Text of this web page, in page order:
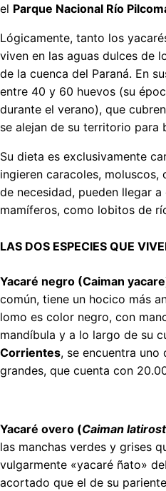
el Parque Nacional Río
Lógicamente, tanto los
viven en las aguas dulces de
de la cuenca del Paraná. En
entre 40 y 60 huevos (su
durante el verano), que
se alejan de su territorio para
Su dieta es exclusivamente
ingieren caracoles, moluscos,
de necesidad, pueden llegar
mamíferos, como lobitos de
LAS DOS ESPECIES QUE
Yacaré negro (Caiman yacare
común, tiene un hocico más
lomo es color negro, con
mandíbula y a lo largo de su
Corrientes, se encuentra uno
grandes, que cuenta con
Yacaré overo (Caiman
las manchas verdes y grises
vulgarmente «yacaré ñato»
acortado que el de su